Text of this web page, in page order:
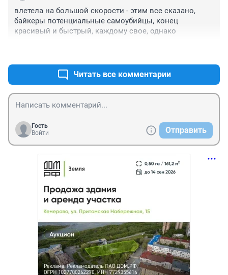
влетела на большой скорости - этим все сказано,
байкеры потенциальные самоубийцы, конец
красивый и быстрый, каждому свое, однако
Читать все комментарии
Гость
Войти
Отправить